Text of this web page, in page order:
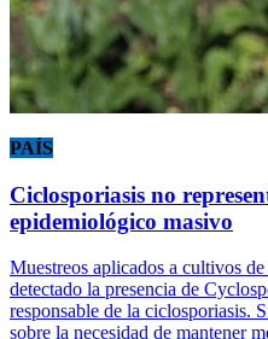
PAÍS
Ciclosporiasis no
epidemiológico masivo
Muestreos aplicados a cultivos
detectado la presencia de
responsable de la ciclosporiasis.
sobre la necesidad de mantener